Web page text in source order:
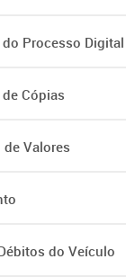
Processo Digital
Cópias
Valores
do Veículo